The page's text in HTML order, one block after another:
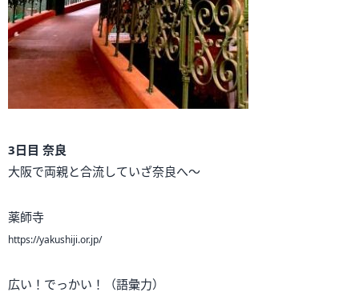
3日目 奈良
大阪で両親と合流していざ奈良へ～
薬師寺
https://yakushiji.or.jp/
広い！でっかい！（語彙力）